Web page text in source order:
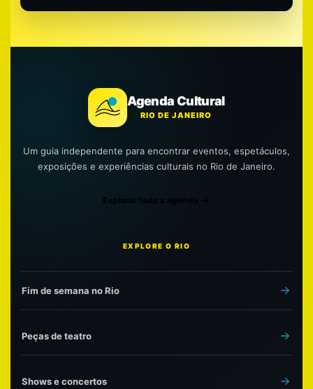
Agenda Cultural
RIO DE JANEIRO
Um guia independente para encontrar eventos, espetáculos,
exposições e experiências culturais no Rio de Janeiro.
Explorar toda a agenda
EXPLORE O RIO
Fim de semana no Rio
Peças de teatro
Shows e concertos